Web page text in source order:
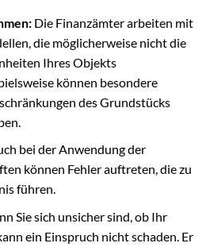
Die Finanzämter arbeiten mit
die möglicherweise nicht die
Ihres Objekts
können besondere
des Grundstücks
bei der Anwendung der
können Fehler auftreten, die zu
führen.
Sie sich unsicher sind, ob Ihr
ein Einspruch nicht schaden. Er